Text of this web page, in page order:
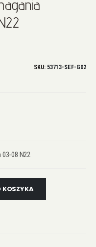
SKU 53713-SEF-G02
08 N22
KOSZYKA